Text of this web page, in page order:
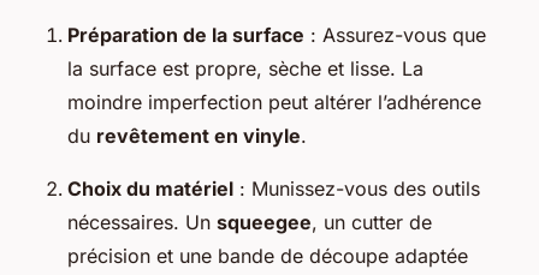
Préparation de la surface : Assurez-vous que
la surface est propre, sèche et lisse. La
moindre imperfection peut altérer l’adhérence
du revêtement en vinyle.
Choix du matériel : Munissez-vous des outils
nécessaires. Un squeegee, un cutter de
précision et une bande de découpe adaptée